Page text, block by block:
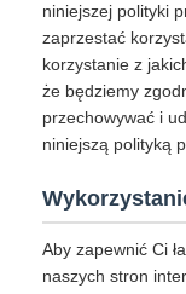
niniejszej polityki
zaprzestać
korzystanie z
że będziemy
przechowywać i
niniejszą polityką
Aby zapewnić Ci
naszych stron